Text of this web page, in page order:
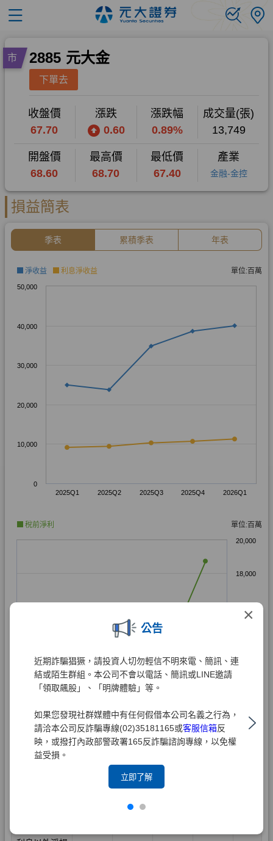
×
公告
近期詐騙猖獗，請投資人切勿輕信不明來電、簡訊、連
結或陌生群組。本公司不會以電話、簡訊或LINE邀請
「領取飆股」、「明牌體驗」等。
如果您發現社群媒體中有任何假借本公司名義之行為，
請洽本公司反詐騙專線(02)35181165或客服信箱反
映，或撥打內政部警政署165反詐騙諮詢專線，以免權
益受損。
立即了解